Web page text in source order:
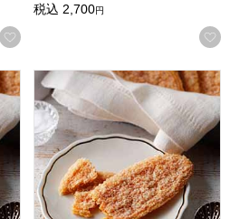
お気に入りに登録する
税込 2,700円
フパイ(プレーン5枚入)[L-18]【年
ホテルニューオータニ リー